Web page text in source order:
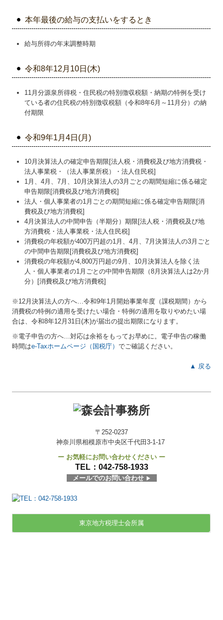
本年最後の給与の支払いをするとき
給与所得の年末調整時期
令和8年12月10日(木)
11月分源泉所得税・住民税の特別徴収税額・納期の特例を受け
ている者の住民税の特別徴収税額（令和8年6月～11月分）の納
付期限
令和9年1月4日(月)
10月決算法人の確定申告期限[法人税・消費税及び地方消費税・
法人事業税・（法人事業所税）・法人住民税]
1月、4月、7月、10月決算法人の3月ごとの期間短縮に係る確定
申告期限[消費税及び地方消費税]
法人・個人事業者の1月ごとの期間短縮に係る確定申告期限[消
費税及び地方消費税]
4月決算法人の中間申告（半期分）期限[法人税・消費税及び地
方消費税・法人事業税・法人住民税]
消費税の年税額が400万円超の1月、4月、7月決算法人の3月ごと
の中間申告期限[消費税及び地方消費税]
消費税の年税額が4,800万円超の9月、10月決算法人を除く法
人・個人事業者の1月ごとの中間申告期限（8月決算法人は2か月
分）[消費税及び地方消費税]
※12月決算法人の方へ…令和9年1月開始事業年度（課税期間）から
消費税の特例の適用を受けたい場合・特例の適用を取りやめたい場
合は、令和8年12月31日(木)が届出の提出期限になります。
※電子申告の方へ…対応は余裕をもってお早めに。電子申告の稼働
時間はe-Taxホームページ（国税庁）でご確認ください。
▲ 戻る
〒252-0237
神奈川県相模原市中央区千代田3-1-17
ー お気軽にお問い合わせください ー
TEL： 042-758-1933
メールでのお問い合わせ ▶
東京地方税理士会所属